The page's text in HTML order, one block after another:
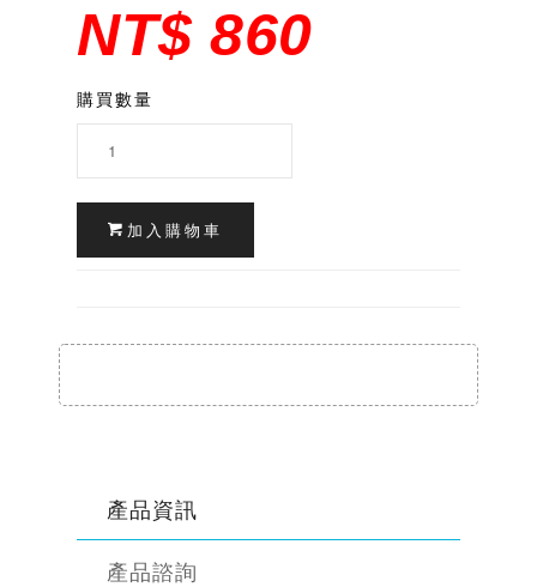
NT$ 860
購買數量
加入購物車
產品資訊
產品諮詢